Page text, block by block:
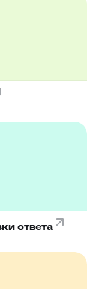
ответа